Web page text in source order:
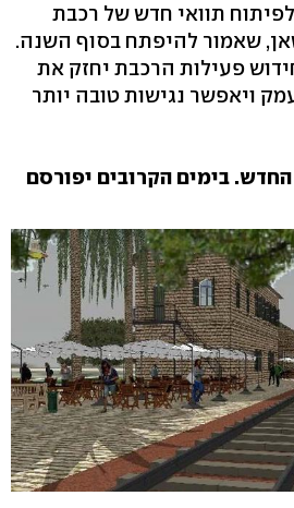
תוואי חדש של רכבת
שאמור להיפתח בסוף השנה.
פעילות הרכבת יחזק את
ויאפשר נגישות טובה יותר
בימים הקרובים יפורסם